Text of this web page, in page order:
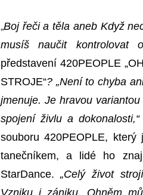
„Boj řeči a těla aneb Když
musíš naučit kontrolovat
představení 420PEOPLE
STROJE“? „Není to chyba
jmenuje. Je hravou
spojení živlu a dokonalosti,“
souboru 420PEOPLE, který
tanečníkem, a lidé ho
StarDance.„Celý život